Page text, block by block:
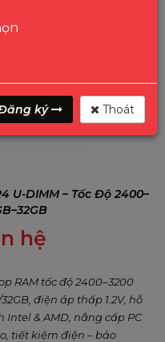
U-DIMM – Tốc Độ 2400–
hệ
RAM tốc độ 2400–3200
điện áp thấp 1.2V, hỗ
Intel & AMD, nâng cấp PC
tiết kiệm điện – bảo
ký Thoát